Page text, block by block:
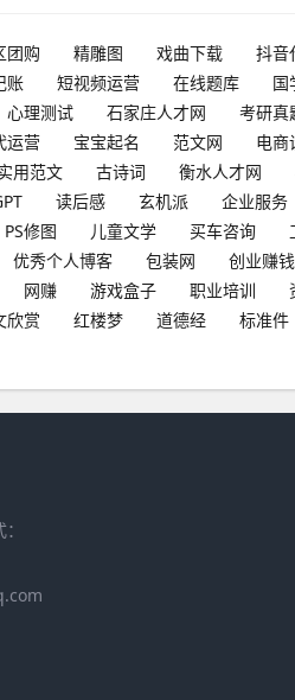
团购 精雕图 戏曲下载
抖音
账 短视频运营 在线题库
国
心理测试 石家庄人才网
考研真
运营 宝宝起名 范文网
电商
用范文 古诗词 衡水人才网
读后感 玄机派 企业服务
PS修图 儿童文学 买车咨询
优秀个人博客 包装网 创业赚钱
网赚 游戏盒子 职业培训
欣赏 红楼梦 道德经 标准件